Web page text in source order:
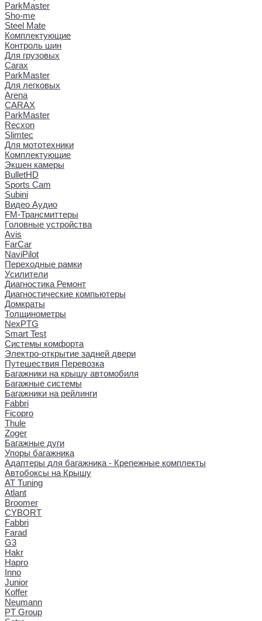
ParkMaster
Sho-me
Steel Mate
Комплектующие
Контроль шин
Для грузовых
Carax
ParkMaster
Для легковых
Arena
CARAX
ParkMaster
Recxon
Slimtec
Для мототехники
Комплектующие
Экшен камеры
BulletHD
Sports Cam
Subini
Видео Аудио
FM-Трансмиттеры
Головные устройства
Avis
FarCar
NaviPilot
Переходные рамки
Усилители
Диагностика Ремонт
Диагностические компьютеры
Домкраты
Толщинометры
NexPTG
Smart Test
Системы комфорта
Электро-открытие задней двери
Путешествия Перевозка
Багажники на крышу автомобиля
Багажные системы
Багажники на рейлинги
Fabbri
Ficopro
Thule
Zoger
Багажные дуги
Упоры багажника
Адаптеры для багажника - Крепежные комплекты
Автобоксы на Крышу
AT Tuning
Atlant
Broomer
CYBORT
Fabbri
Farad
G3
Hakr
Hapro
Inno
Junior
Koffer
Neumann
PT Group